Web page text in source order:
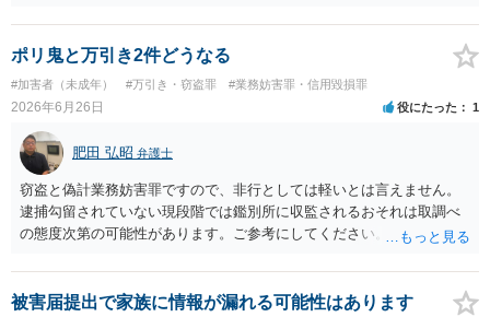
ポリ鬼と万引き2件どうなる
#加害者（未成年） #万引き・窃盗罪 #業務妨害罪・信用毀損罪
2026年6月26日 役にたった 1
肥田 弘昭 弁護士
窃盗と偽計業務妨害罪ですので、非行としては軽いとは言えません。
逮捕勾留されていない現段階では鑑別所に収監されるおそれは取調べ
の態度次第の可能性があります。ご参考にしてください。
被害届提出で家族に情報が漏れる可能性はあります